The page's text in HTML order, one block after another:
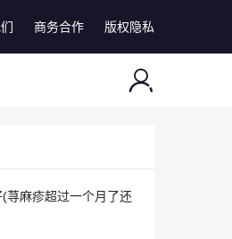
商务合作 版权隐私
荨麻疹超过一个月了还